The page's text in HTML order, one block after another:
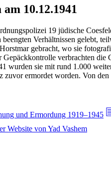
10.12.1941
19 jüdische
Verhältnissen gelebt,
gebracht, wo sie
verbrachten
wurden sie mit rund 1.000
ermordet worden. Von
und Ermordung 1919–1945
Website von Yad Vashem